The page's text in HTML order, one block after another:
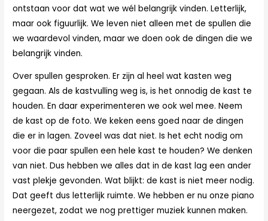
ontstaan voor dat wat we wél belangrijk vinden. Letterlijk,
maar ook figuurlijk. We leven niet alleen met de spullen die
we waardevol vinden, maar we doen ook de dingen die we
belangrijk vinden.
Over spullen gesproken. Er zijn al heel wat kasten weg
gegaan. Als de kastvulling weg is, is het onnodig de kast te
houden. En daar experimenteren we ook wel mee. Neem
de kast op de foto. We keken eens goed naar de dingen
die er in lagen. Zoveel was dat niet. Is het echt nodig om
voor die paar spullen een hele kast te houden? We denken
van niet. Dus hebben we alles dat in de kast lag een ander
vast plekje gevonden. Wat blijkt: de kast is niet meer nodig.
Dat geeft dus letterlijk ruimte. We hebben er nu onze piano
neergezet, zodat we nog prettiger muziek kunnen maken.